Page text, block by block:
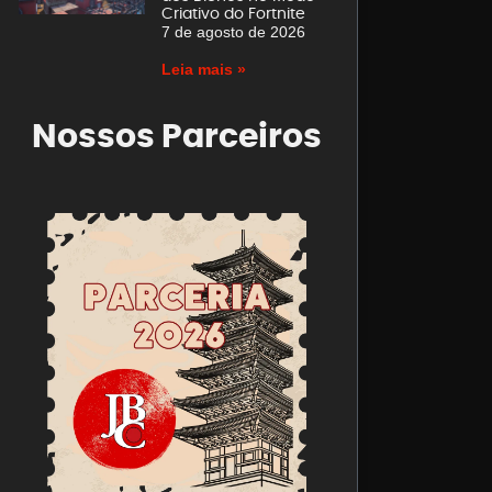
Criativo do Fortnite
7 de agosto de 2026
Leia mais »
Nossos Parceiros